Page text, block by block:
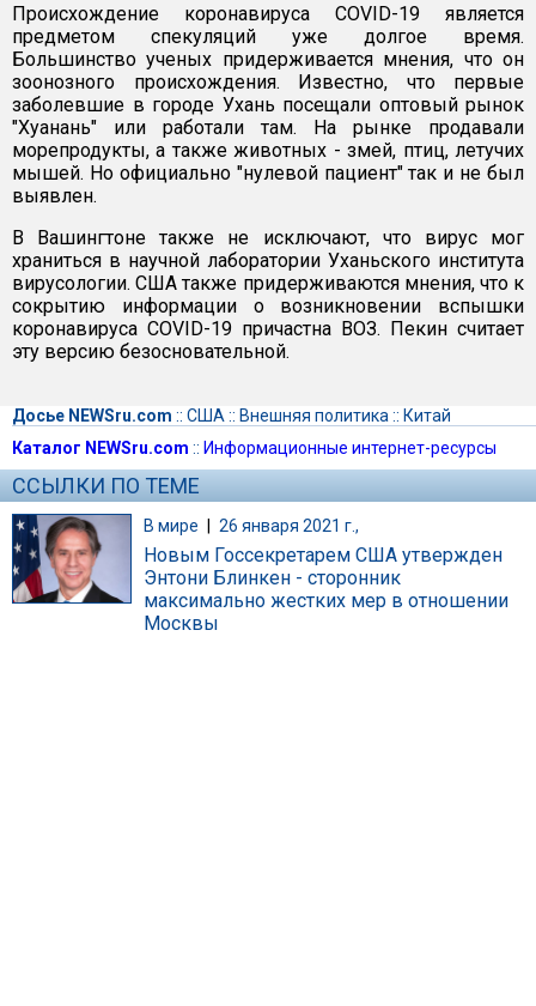
Происхождение коронавируса COVID-19 является
предметом спекуляций уже долгое время.
Большинство ученых придерживается мнения, что он
зоонозного происхождения. Известно, что первые
заболевшие в городе Ухань посещали оптовый рынок
"Хуанань" или работали там. На рынке продавали
морепродукты, а также животных - змей, птиц, летучих
мышей. Но официально "нулевой пациент" так и не был
выявлен.
В Вашингтоне также не исключают, что вирус мог
храниться в научной лаборатории Уханьского института
вирусологии. США также придерживаются мнения, что к
сокрытию информации о возникновении вспышки
коронавируса COVID-19 причастна ВОЗ. Пекин считает
эту версию безосновательной.
Досье NEWSru.com :: США :: Внешняя политика :: Китай
Каталог NEWSru.com :: Информационные интернет-ресурсы
ССЫЛКИ ПО ТЕМЕ
В мире | 26 января 2021 г.,
Новым Госсекретарем США утвержден
Энтони Блинкен - сторонник
максимально жестких мер в отношении
Москвы